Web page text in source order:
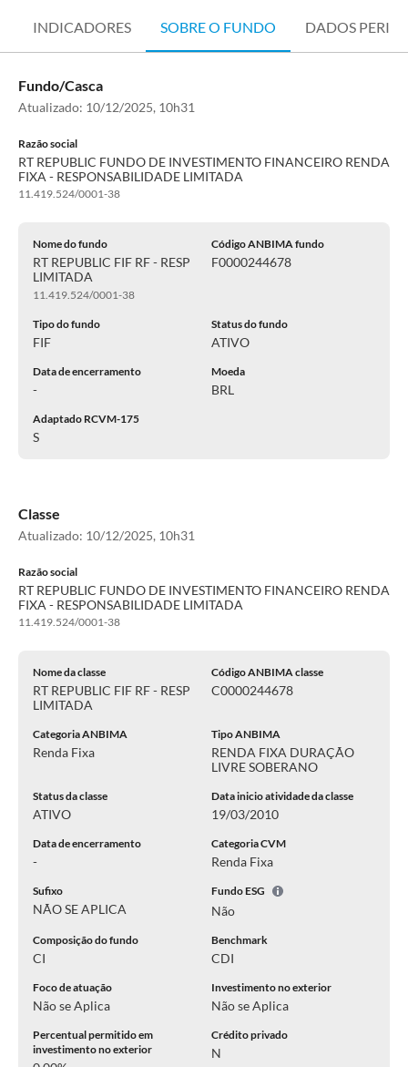
INDICADORES SOBRE O FUNDO DADOS
Fundo/Casca
Atualizado: 10/12/2025, 10h31
Razão social
RT REPUBLIC FUNDO DE INVESTIMENTO FINANCEIRO RENDA
FIXA - RESPONSABILIDADE LIMITADA
11.419.524/0001-38
Nome do fundo
RT REPUBLIC FIF RF - RESP
LIMITADA
11.419.524/0001-38
Código ANBIMA fundo
F0000244678
Tipo do fundo
FIF
Status do fundo
ATIVO
Data de encerramento
-
Moeda
BRL
Adaptado RCVM-175
S
Classe
Atualizado: 10/12/2025, 10h31
Razão social
RT REPUBLIC FUNDO DE INVESTIMENTO FINANCEIRO RENDA
FIXA - RESPONSABILIDADE LIMITADA
11.419.524/0001-38
Nome da classe
RT REPUBLIC FIF RF - RESP
LIMITADA
Código ANBIMA classe
C0000244678
Categoria ANBIMA
Renda Fixa
Tipo ANBIMA
RENDA FIXA DURAÇÃO
LIVRE SOBERANO
Status da classe
ATIVO
Data inicio atividade da classe
19/03/2010
Data de encerramento
-
Categoria CVM
Renda Fixa
Sufixo
NÃO SE APLICA
Fundo ESG
Não
Composição do fundo
CI
Benchmark
CDI
Foco de atuação
Não se Aplica
Investimento no exterior
Não se Aplica
Percentual permitido em
investimento no exterior
Crédito privado
N